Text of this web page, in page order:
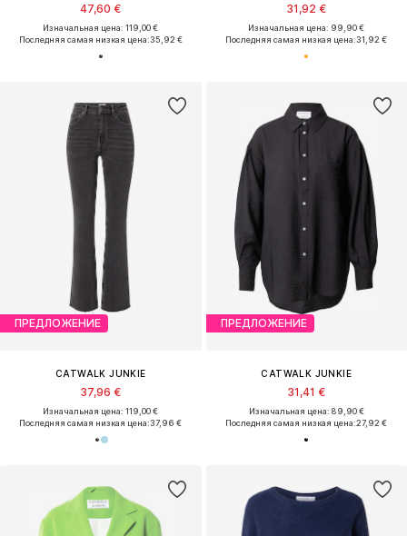
47,60 €
Изначальная цена: 119,00 €
Последняя самая низкая цена:35,92 €
31,92 €
Изначальная цена: 99,90 €
Последняя самая низкая цена:31,92 €
ПРЕДЛОЖЕНИЕ
CATWALK JUNKIE
37,96 €
Изначальная цена: 119,00 €
Последняя самая низкая цена:37,96 €
ПРЕДЛОЖЕНИЕ
CATWALK JUNKIE
31,41 €
Изначальная цена: 89,90 €
Последняя самая низкая цена:27,92 €